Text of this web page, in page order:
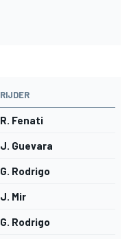
RIJDER
R. Fenati
J. Guevara
G. Rodrigo
J. Mir
G. Rodrigo